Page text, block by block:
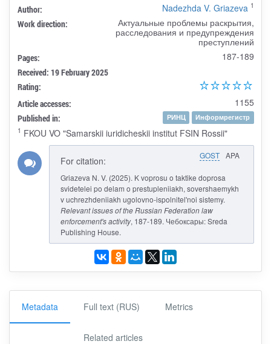
Author: Nadezhda V. Griazeva 1
Work direction:
Актуальные проблемы раскрытия,
расследования и предупреждения
преступлений
Pages: 187-189
Received: 19 February 2025
Rating:
Article accesses:
1155
Published in: РИНЦ
Информрегистр
1 FKOU VO "Samarskii iuridicheskii institut FSIN Rossii"
GOST APA
For citation:
Griazeva N. V. (2025). K voprosu o taktike doprosa
svidetelei po delam o prestupleniiakh, sovershaemykh
v uchrezhdeniiakh ugolovno-ispolnitel'noi sistemy.
Relevant issues of the Russian Federation law
enforcement's activity, 187-189. Чебоксары: Sreda
Publishing House.
Metadata Full text (RUS) Metrics
Related articles